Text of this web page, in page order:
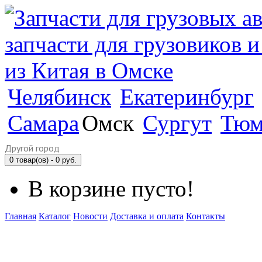
Челябинск Екатеринбург
СамараОмск Сургут
Другой город
0 товар(ов) - 0 руб.
В корзине пусто!
Главная Каталог Новости Доставка и оплата Контакты